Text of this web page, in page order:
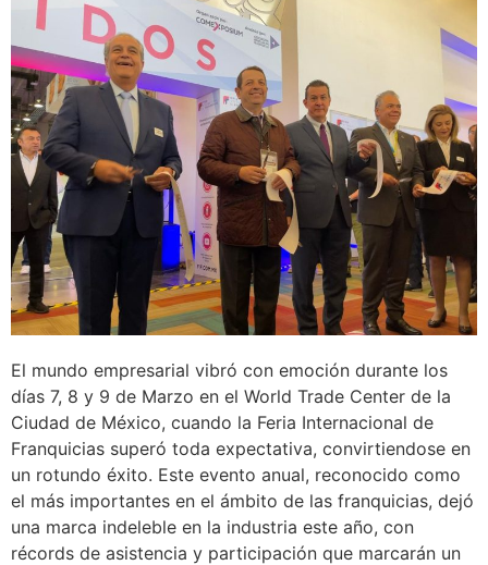
El mundo empresarial vibró con emoción durante los
días 7, 8 y 9 de Marzo en el World Trade Center de la
Ciudad de México, cuando la Feria Internacional de
Franquicias superó toda expectativa, convirtiendose en
un rotundo éxito. Este evento anual, reconocido como
el más importantes en el ámbito de las franquicias, dejó
una marca indeleble en la industria este año, con
récords de asistencia y participación que marcarán un